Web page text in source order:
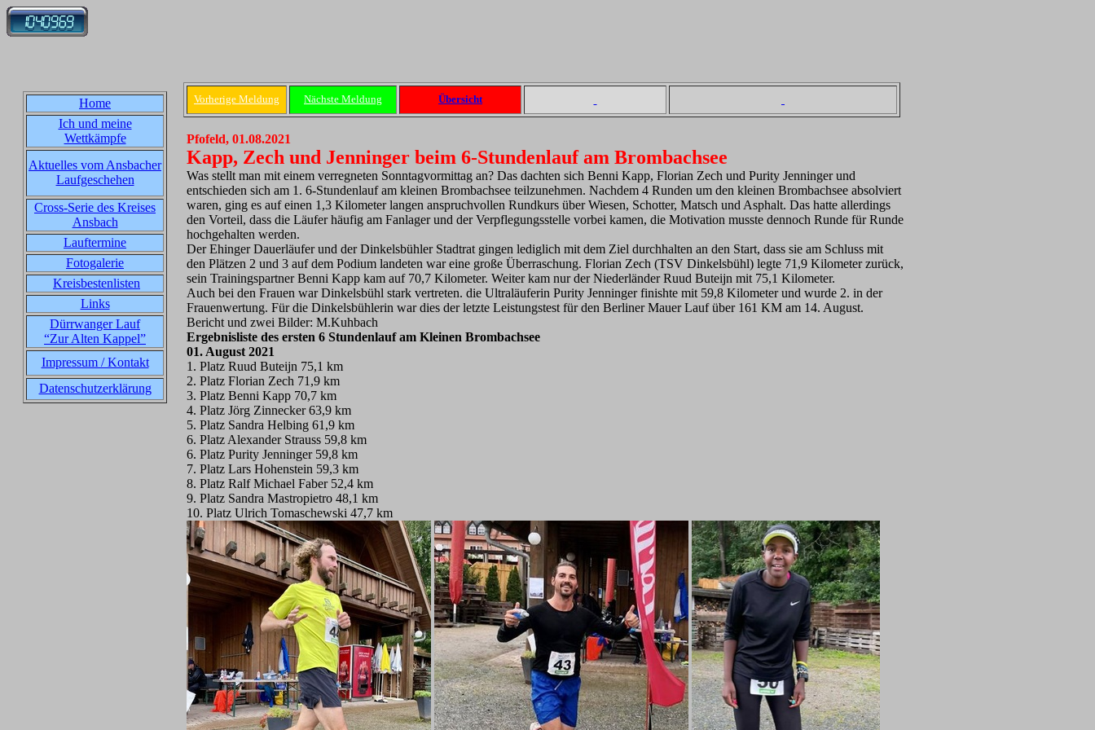
Home
Ich und meine
Wettkämpfe
Aktuelles vom Ansbacher
Laufgeschehen
Cross-Serie des Kreises
Ansbach
Lauftermine
Fotogalerie
Kreisbestenlisten
Links
Dürrwanger Lauf
“Zur Alten Kappel”
Impressum / Kontakt
Datenschutzerklärung
Vorherige Meldung Nächste Meldung Übersicht
Pfofeld, 01.08.2021
Kapp, Zech und Jenninger beim 6-Stundenlauf am Brombachsee
Was stellt man mit einem verregneten Sonntagvormittag an? Das dachten sich Benni Kapp, Florian Zech und Purity Jenninger und
entschieden sich am 1. 6-Stundenlauf am kleinen Brombachsee teilzunehmen. Nachdem 4 Runden um den kleinen Brombachsee absolviert
waren, ging es auf einen 1,3 Kilometer langen anspruchvollen Rundkurs über Wiesen, Schotter, Matsch und Asphalt. Das hatte allerdings
den Vorteil, dass die Läufer häufig am Fanlager und der Verpflegungsstelle vorbei kamen, die Motivation musste dennoch Runde für Runde
hochgehalten werden.
Der Ehinger Dauerläufer und der Dinkelsbühler Stadtrat gingen lediglich mit dem Ziel durchhalten an den Start, dass sie am Schluss mit
den Plätzen 2 und 3 auf dem Podium landeten war eine große Überraschung. Florian Zech (TSV Dinkelsbühl) legte 71,9 Kilometer zurück,
sein Trainingspartner Benni Kapp kam auf 70,7 Kilometer. Weiter kam nur der Niederländer Ruud Buteijn mit 75,1 Kilometer.
Auch bei den Frauen war Dinkelsbühl stark vertreten. die Ultraläuferin Purity Jenninger finishte mit 59,8 Kilometer und wurde 2. in der
Frauenwertung. Für die Dinkelsbühlerin war dies der letzte Leistungstest für den Berliner Mauer Lauf über 161 KM am 14. August.
Bericht und zwei Bilder: M.Kuhbach
Ergebnisliste des ersten 6 Stundenlauf am Kleinen Brombachsee
01. August 2021
1. Platz Ruud Buteijn 75,1 km
2. Platz Florian Zech 71,9 km
3. Platz Benni Kapp 70,7 km
4. Platz Jörg Zinnecker 63,9 km
5. Platz Sandra Helbing 61,9 km
6. Platz Alexander Strauss 59,8 km
6. Platz Purity Jenninger 59,8 km
7. Platz Lars Hohenstein 59,3 km
8. Platz Ralf Michael Faber 52,4 km
9. Platz Sandra Mastropietro 48,1 km
10. Platz Ulrich Tomaschewski 47,7 km